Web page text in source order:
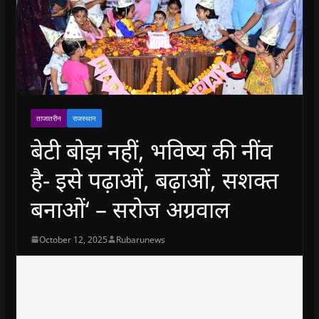
ताजातरीन राजस्थान
बेटी बोझ नहीं, भविष्य की नींव
है- इसे पढ़ाओं, बढ़ाओं, सशक्त
बनाओं‘ – सरोज अग्रवाल
October 12, 2025 Rubarunews